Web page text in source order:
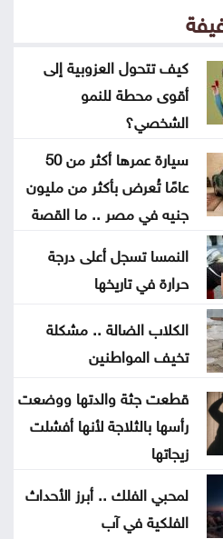
الخدمات الحكومي في
التسجيل للمشاركة في
الهجمات الإسرائيلية
يبحث مع علاوي تعزيز
العزوبية إلى أقوى محطة
للجيولوجيا الكوكبية:
القمر
كيف تتحول العزوبية إلى
أقوى محطة للنمو
الشخصي؟
سيارة عمرها أكثر من 50
عامًا تُعرض بأكثر من مليون
جنيه في مصر .. ما القصة
النمسا تسجل أعلى درجة
حرارة في تاريخها
الكلاب الضالة .. مشكلة
تخيف المواطنين
قطعت جثة والدتها ووضعت
رأسها بالثلاجة لأنها أفشلت
زيجاتها
لمحبي الفلك .. أبرز الأحداث
الفلكية في آب